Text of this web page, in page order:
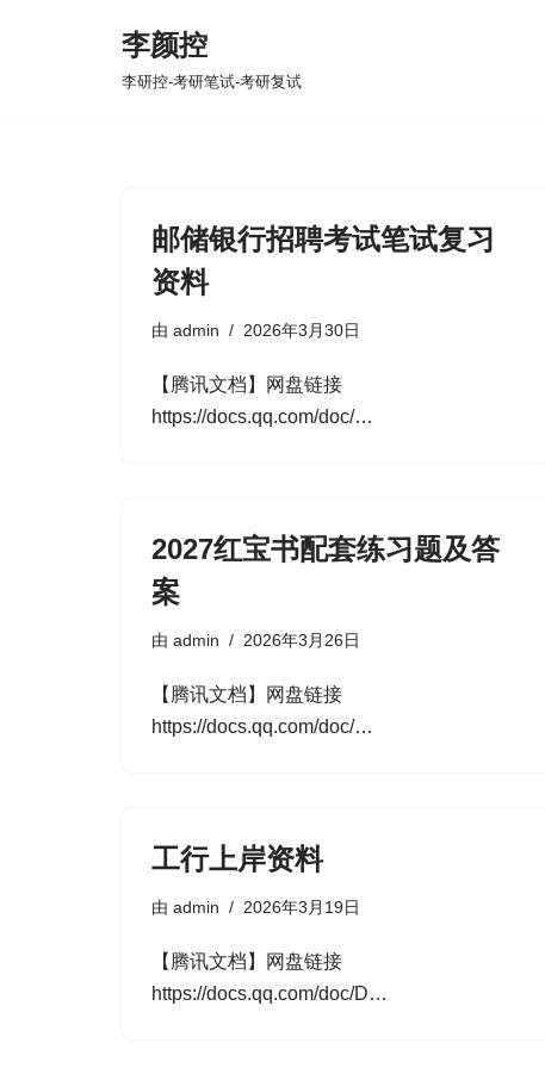
李颜控
李研控-考研笔试-考研复试
邮储银行招聘考试笔试复习
资料
由 admin 2026年3月30日
【腾讯文档】网盘链接
https://docs.qq.com/doc/…
2027红宝书配套练习题及答
案
由 admin 2026年3月26日
【腾讯文档】网盘链接
https://docs.qq.com/doc/…
工行上岸资料
由 admin 2026年3月19日
【腾讯文档】网盘链接
https://docs.qq.com/doc/D…